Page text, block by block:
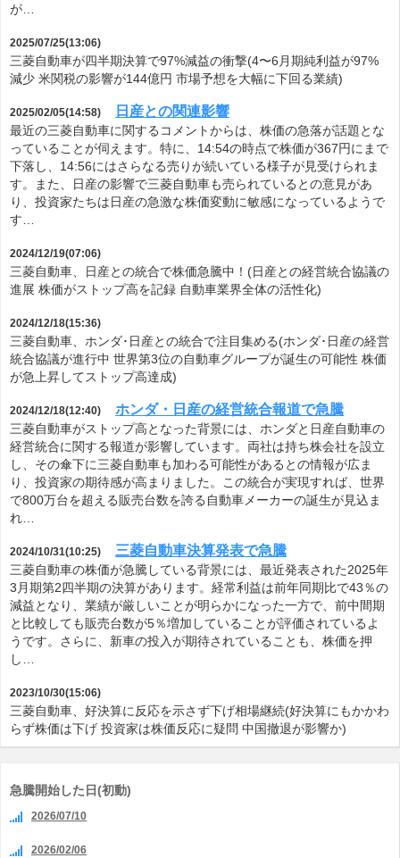
が…
2025/07/25(13:06)
三菱自動車が四半期決算で97%減益の衝撃(4〜6月期純利益が97%
減少 米関税の影響が144億円 市場予想を大幅に下回る業績)
2025/02/05(14:58) 日産との関連影響
最近の三菱自動車に関するコメントからは、株価の急落が話題とな
っていることが伺えます。特に、14:54の時点で株価が367円にまで
下落し、14:56にはさらなる売りが続いている様子が見受けられま
す。また、日産の影響で三菱自動車も売られているとの意見があ
り、投資家たちは日産の急激な株価変動に敏感になっているようで
す…
2024/12/19(07:06)
三菱自動車、日産との統合で株価急騰中！(日産との経営統合協議の
進展 株価がストップ高を記録 自動車業界全体の活性化)
2024/12/18(15:36)
三菱自動車、ホンダ･日産との統合で注目集める(ホンダ･日産の経営
統合協議が進行中 世界第3位の自動車グループが誕生の可能性 株価
が急上昇してストップ高達成)
2024/12/18(12:40) ホンダ・日産の経営統合報道で急騰
三菱自動車がストップ高となった背景には、ホンダと日産自動車の
経営統合に関する報道が影響しています。両社は持ち株会社を設立
し、その傘下に三菱自動車も加わる可能性があるとの情報が広ま
り、投資家の期待感が高まりました。この統合が実現すれば、世界
で800万台を超える販売台数を誇る自動車メーカーの誕生が見込ま
れ…
2024/10/31(10:25) 三菱自動車決算発表で急騰
三菱自動車の株価が急騰している背景には、最近発表された2025年
3月期第2四半期の決算があります。経常利益は前年同期比で43％の
減益となり、業績が厳しいことが明らかになった一方で、前中間期
と比較しても販売台数が5％増加していることが評価されているよ
うです。さらに、新車の投入が期待されていることも、株価を押
し…
2023/10/30(15:06)
三菱自動車、好決算に反応を示さず下げ相場継続(好決算にもかかわ
らず株価は下げ 投資家は株価反応に疑問 中国撤退が影響か)
急騰開始した日(初動)
2026/07/10
2026/02/06